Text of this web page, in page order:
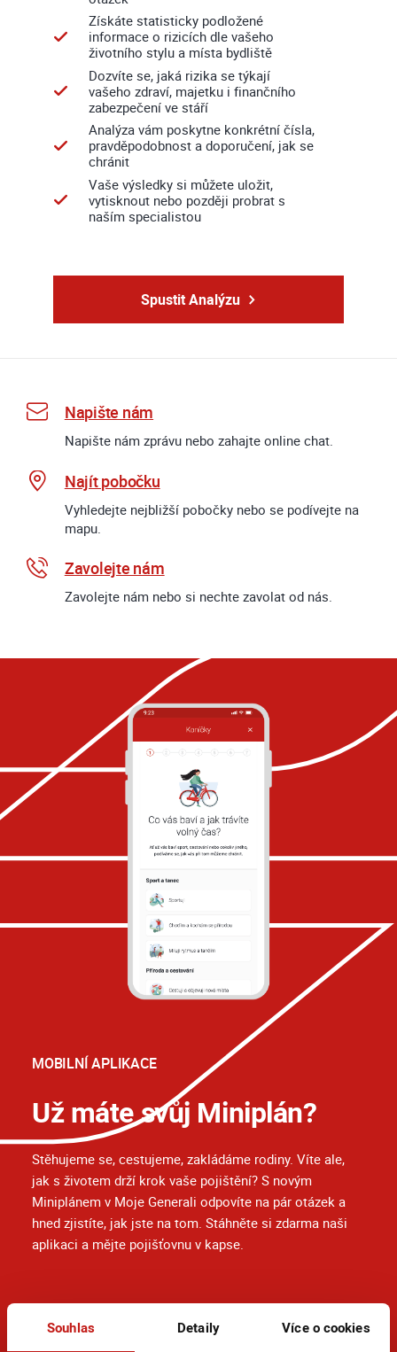
Souhlas Detaily Více o cookies
Získáte statisticky podložené
informace o rizicích dle vašeho
životního stylu a místa bydliště
Dozvíte se, jaká rizika se týkají
vašeho zdraví, majetku i finančního
zabezpečení ve stáří
Analýza vám poskytne konkrétní čísla,
pravděpodobnost a doporučení, jak se
chránit
Vaše výsledky si můžete uložit,
vytisknout nebo později probrat s
naším specialistou
Spustit Analýzu
Napište nám
Napište nám zprávu nebo zahajte online chat.
Najít pobočku
Vyhledejte nejbližší pobočky nebo se podívejte na
mapu.
Zavolejte nám
Zavolejte nám nebo si nechte zavolat od nás.
MOBILNÍ APLIKACE
Už máte svůj Miniplán?
Stěhujeme se, cestujeme, zakládáme rodiny. Víte ale,
jak s životem drží krok vaše pojištění? S novým
Miniplánem v Moje Generali odpovíte na pár otázek a
hned zjistíte, jak jste na tom. Stáhněte si zdarma naši
aplikaci a mějte pojišťovnu v kapse.